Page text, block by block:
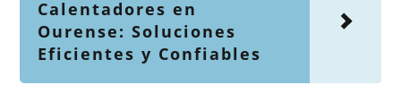
Calentadores en
Ourense: Soluciones
Eficientes y Confiables